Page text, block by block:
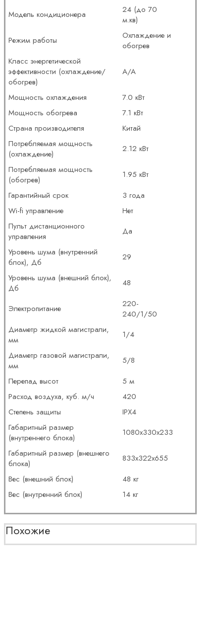
Модель кондиционера
24 (до 70
м.кв)
Режим работы
Охлаждение и
обогрев
Класс энергетической
эффективности (охлаждение/
обогрев)
A/A
Мощность охлаждения
7.0 кВт
Мощность обогрева
7.1 кВт
Страна производителя
Китай
Потребляемая мощность
(охлаждение)
2.12 кВт
Потребляемая мощность
(обогрев)
1.95 кВт
Гарантийный срок
3 года
Wi-fi управление
Нет
Пульт дистанционного
управления
Да
Уровень шума (внутренний
блок), Дб
29
Уровень шума (внешний блок),
Дб
48
Электропитание
220-
240/1/50
Диаметр жидкой магистрали,
мм
1/4
Диаметр газовой магистрали,
мм
5/8
Перепад высот
5 м
Расход воздуха, куб. м/ч
420
Степень защиты
IPX4
Габаритный размер
(внутреннего блока)
1080x330x233
Габаритный размер (внешнего
блока)
833x322x655
Вес (внешний блок)
48 кг
Вес (внутренний блок)
14 кг
Похожие